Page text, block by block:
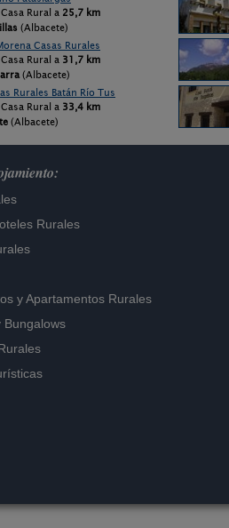
Casa Rural a 25,7 km
(Albacete)
Casas Rurales
Casa Rural a 31,7 km
(Albacete)
Rurales Batán Río Tus
Casa Rural a 33,4 km
(Albacete)
Rurales
yApartamentos Rurales
Bungalows